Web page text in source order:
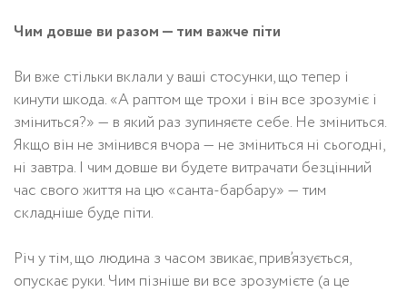
Чим довше ви разом — тим важче піти
Ви вже стільки вклали у ваші стосунки, що тепер і
кинути шкода. «А раптом ще трохи і він все зрозуміє і
зміниться?» — в який раз зупиняєте себе. Не зміниться.
Якщо він не змінився вчора — не зміниться ні сьогодні,
ні завтра. І чим довше ви будете витрачати безцінний
час свого життя на цю «санта-барбару» — тим
складніше буде піти.
Річ у тім, що людина з часом звикає, прив’язується,
опускає руки. Чим пізніше ви все зрозумієте (а це